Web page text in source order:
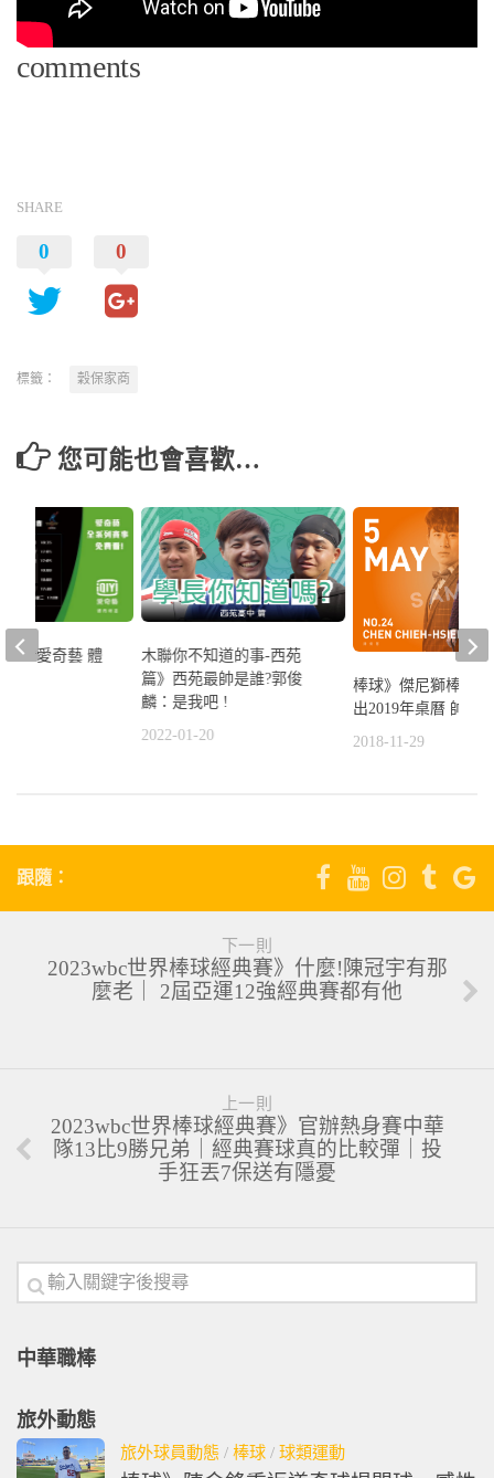
comments
SHARE
0 0
標籤： 穀保家商
您可能也會喜歡…
木聯你不知道的事-西苑
篇》西苑最帥是誰?郭俊
麟：是我吧 !
2022-01-20
棒球》傑尼獅棒球
出2019年桌曆 帥到
2018-11-29
賽看愛奇藝 體
跟隨：
下一則
2023wbc世界棒球經典賽》什麼!陳冠宇有那
麼老｜ 2屆亞運12強經典賽都有他
上一則
2023wbc世界棒球經典賽》官辦熱身賽中華
隊13比9勝兄弟｜經典賽球真的比較彈｜投
手狂丟7保送有隱憂
中華職棒
旅外動態
旅外球員動態 / 棒球 / 球類運動